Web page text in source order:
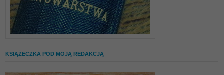
KSIĄŻECZKA POD MOJĄ REDAKCJĄ